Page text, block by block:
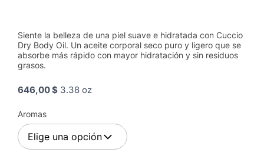
Siente la belleza de una piel suave e hidratada con Cuccio
Dry Body Oil. Un aceite corporal seco puro y ligero que se
absorbe más rápido con mayor hidratación y sin residuos
grasos.
646,00 $ 3.38 oz
Aromas